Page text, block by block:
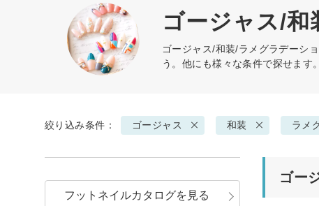
ゴージャス/
ゴージャス/和装/ラメグラデーシ
う。他にも様々な条件で探せます。
絞り込み条件： ゴージャス 和装 ラメ
ゴー
フットネイルカタログを見る